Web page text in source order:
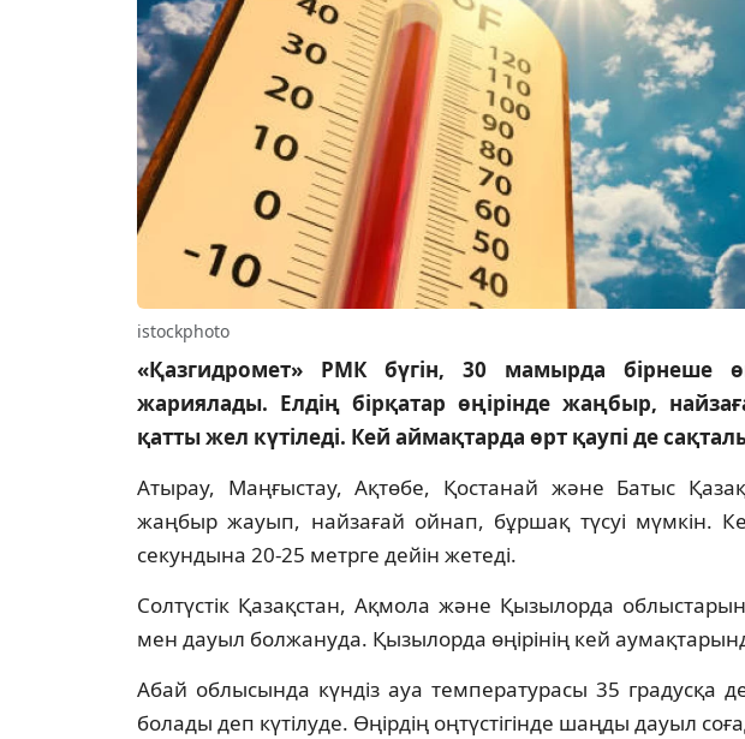
istockphoto
«Қазгидромет» РМК бүгін, 30 мамырда бірнеше
жариялады. Елдің бірқатар өңірінде жаңбыр,
қатты жел күтіледі. Кей аймақтарда өрт қаупі де
Атырау, Маңғыстау, Ақтөбе, Қостанай және Батыс
жаңбыр жауып, найзағай ойнап, бұршақ түсуі мүмкін.
секундына 20-25 метрге дейін жетеді.
Солтүстік Қазақстан, Ақмола және Қызылорда
мен дауыл болжануда. Қызылорда өңірінің кей
Абай облысында күндіз ауа температурасы 35 градусқа
болады деп күтілуде. Өңірдің оңтүстігінде шаңды дауыл